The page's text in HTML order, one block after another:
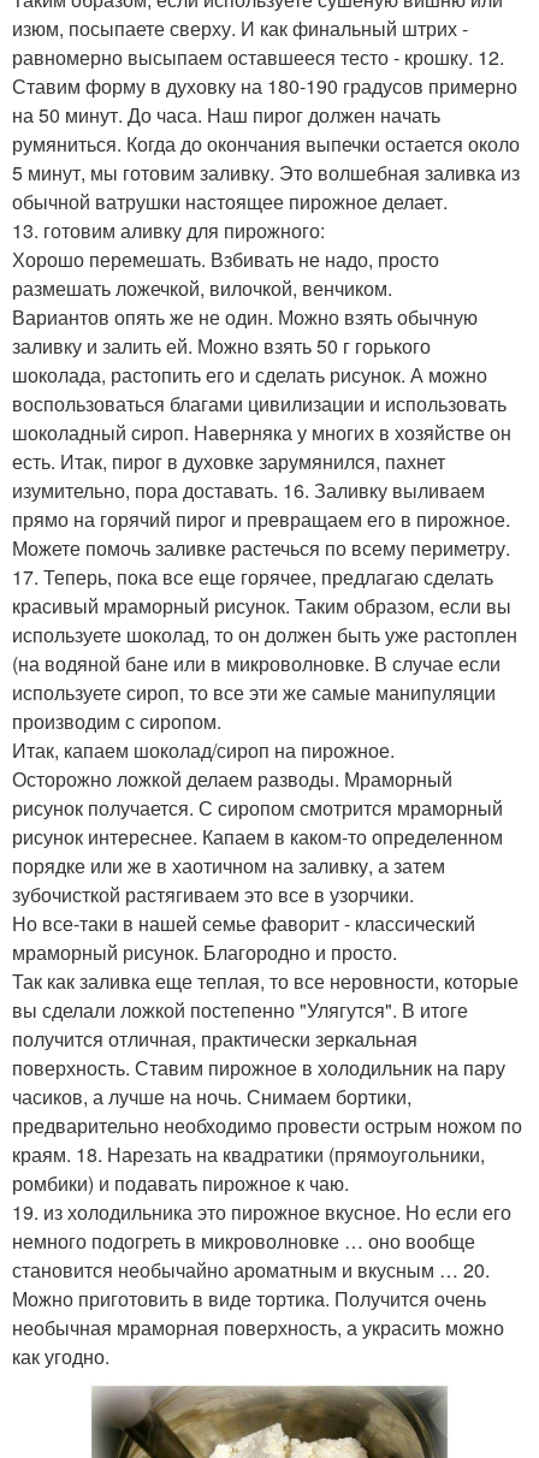
изюм, посыпаете сверху. И как финальный штрих -
равномерно высыпаем оставшееся тесто - крошку. 12.
Ставим форму в духовку на 180-190 градусов примерно
на 50 минут. До часа. Наш пирог должен начать
румяниться. Когда до окончания выпечки остается около
5 минут, мы готовим заливку. Это волшебная заливка из
обычной ватрушки настоящее пирожное делает.
13. готовим аливку для пирожного:
Хорошо перемешать. Взбивать не надо, просто
размешать ложечкой, вилочкой, венчиком.
Вариантов опять же не один. Можно взять обычную
заливку и залить ей. Можно взять 50 г горького
шоколада, растопить его и сделать рисунок. А можно
воспользоваться благами цивилизации и использовать
шоколадный сироп. Наверняка у многих в хозяйстве он
есть. Итак, пирог в духовке зарумянился, пахнет
изумительно, пора доставать. 16. Заливку выливаем
прямо на горячий пирог и превращаем его в пирожное.
Можете помочь заливке растечься по всему периметру.
17. Теперь, пока все еще горячее, предлагаю сделать
красивый мраморный рисунок. Таким образом, если вы
используете шоколад, то он должен быть уже растоплен
(на водяной бане или в микроволновке. В случае если
используете сироп, то все эти же самые манипуляции
производим с сиропом.
Итак, капаем шоколад/сироп на пирожное.
Осторожно ложкой делаем разводы. Мраморный
рисунок получается. С сиропом смотрится мраморный
рисунок интереснее. Капаем в каком-то определенном
порядке или же в хаотичном на заливку, а затем
зубочисткой растягиваем это все в узорчики.
Но все-таки в нашей семье фаворит - классический
мраморный рисунок. Благородно и просто.
Так как заливка еще теплая, то все неровности, которые
вы сделали ложкой постепенно "Улягутся". В итоге
получится отличная, практически зеркальная
поверхность. Ставим пирожное в холодильник на пару
часиков, а лучше на ночь. Снимаем бортики,
предварительно необходимо провести острым ножом по
краям. 18. Нарезать на квадратики (прямоугольники,
ромбики) и подавать пирожное к чаю.
19. из холодильника это пирожное вкусное. Но если его
немного подогреть в микроволновке … оно вообще
становится необычайно ароматным и вкусным … 20.
Можно приготовить в виде тортика. Получится очень
необычная мраморная поверхность, а украсить можно
как угодно.